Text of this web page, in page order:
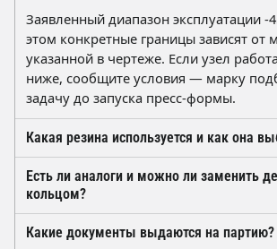
Заявленный диапазон эксплуатации -
этом конкретные границы зависят от
указанной в чертеже. Если узел
ниже, сообщите условия — марку
задачу до запуска пресс-формы.
Какая резина используется и как она
Тип резины определяется чертежом и
заказе, твёрдость обычно 60–75 ед.
зависит от рабочей среды: масло,
агрессивные жидкости требуют
Есть ли аналоги и можно ли заменить
кольцом?
Взаимозаменяемость определяется
размерами, профилем и маркой
Какие документы выдаются на партию?